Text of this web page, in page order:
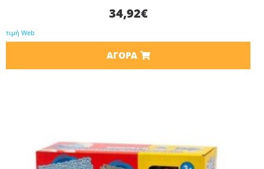
34,92€
τιμή Web
ΑΓΟΡΆ